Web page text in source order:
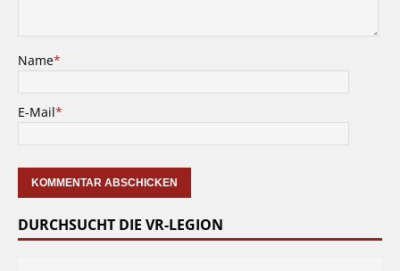
Name*
E-Mail*
DURCHSUCHT DIE VR-LEGION